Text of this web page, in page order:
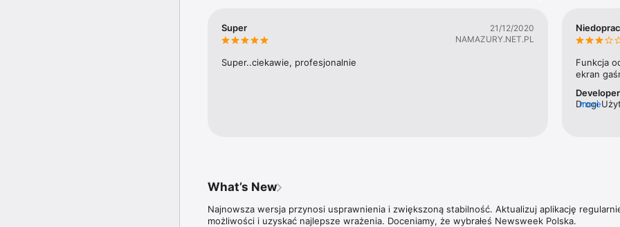
ale także do wszystkich magazynów – np. „Newsweeka Historia”, Newsweek Psychologia”,
Zdrowie”,  oraz wszystkich wydań specjalnych.
Więcej szczegółów dotyczących subskrypcji, politykę prywatności oraz zasady użytkowania
Super
21/12/2020
NAMAZURY.NET.PL
Super..ciekawie, profesjonalnie
Funkcja
ekran
Drogi
more
What’s New
Najnowsza wersja przynosi usprawnienia i zwiększoną stabilność. Aktualizuj aplikację
możliwości i uzyskać najlepsze wrażenia. Doceniamy, że wybrałeś Newsweek Polska.